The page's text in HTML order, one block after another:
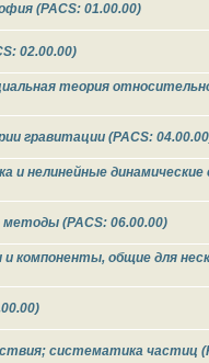
(PACS: 01.00.00)
02.00.00)
теория
гравитации (PACS:
и нелинейные
(PACS: 06.00.00)
общие для
систематика частиц